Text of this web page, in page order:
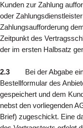
Kunden zur Zahlung
oder
Zahlungsaufforderung
Zeitpunkt des
der im ersten Halbsatz
2.3
Bei der Abgabe
Bestellformular des
gespeichert und dem
nebst den vorliegenden
Brief) zugeschickt. Eine